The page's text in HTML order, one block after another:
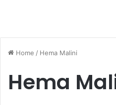
Home / Hema Malini
Hema